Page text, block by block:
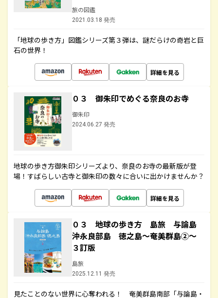
旅の図鑑
2021.03.18 発売
「地球の歩き方」図鑑シリーズ第３弾は、謎だらけの奇岩と巨
石の世界！
詳細を見る
０３ 御朱印でめぐる奈良のお寺
御朱印
2024.06.27 発売
地球の歩き方御朱印シリーズより、奈良のお寺の最新版が登
場！すばらしい古寺と御朱印の数々に合いに出かけませんか？
詳細を見る
０３ 地球の歩き方 島旅 与論島
沖永良部島 徳之島～奄美群島②～
３訂版
島旅
2025.12.11 発売
見たことのない世界に心奪われる！ 奄美群島南部「与論島・